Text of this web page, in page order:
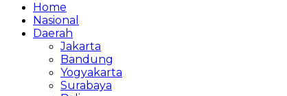
Home
Nasional
Daerah
Jakarta
Bandung
Yogyakarta
Surabaya